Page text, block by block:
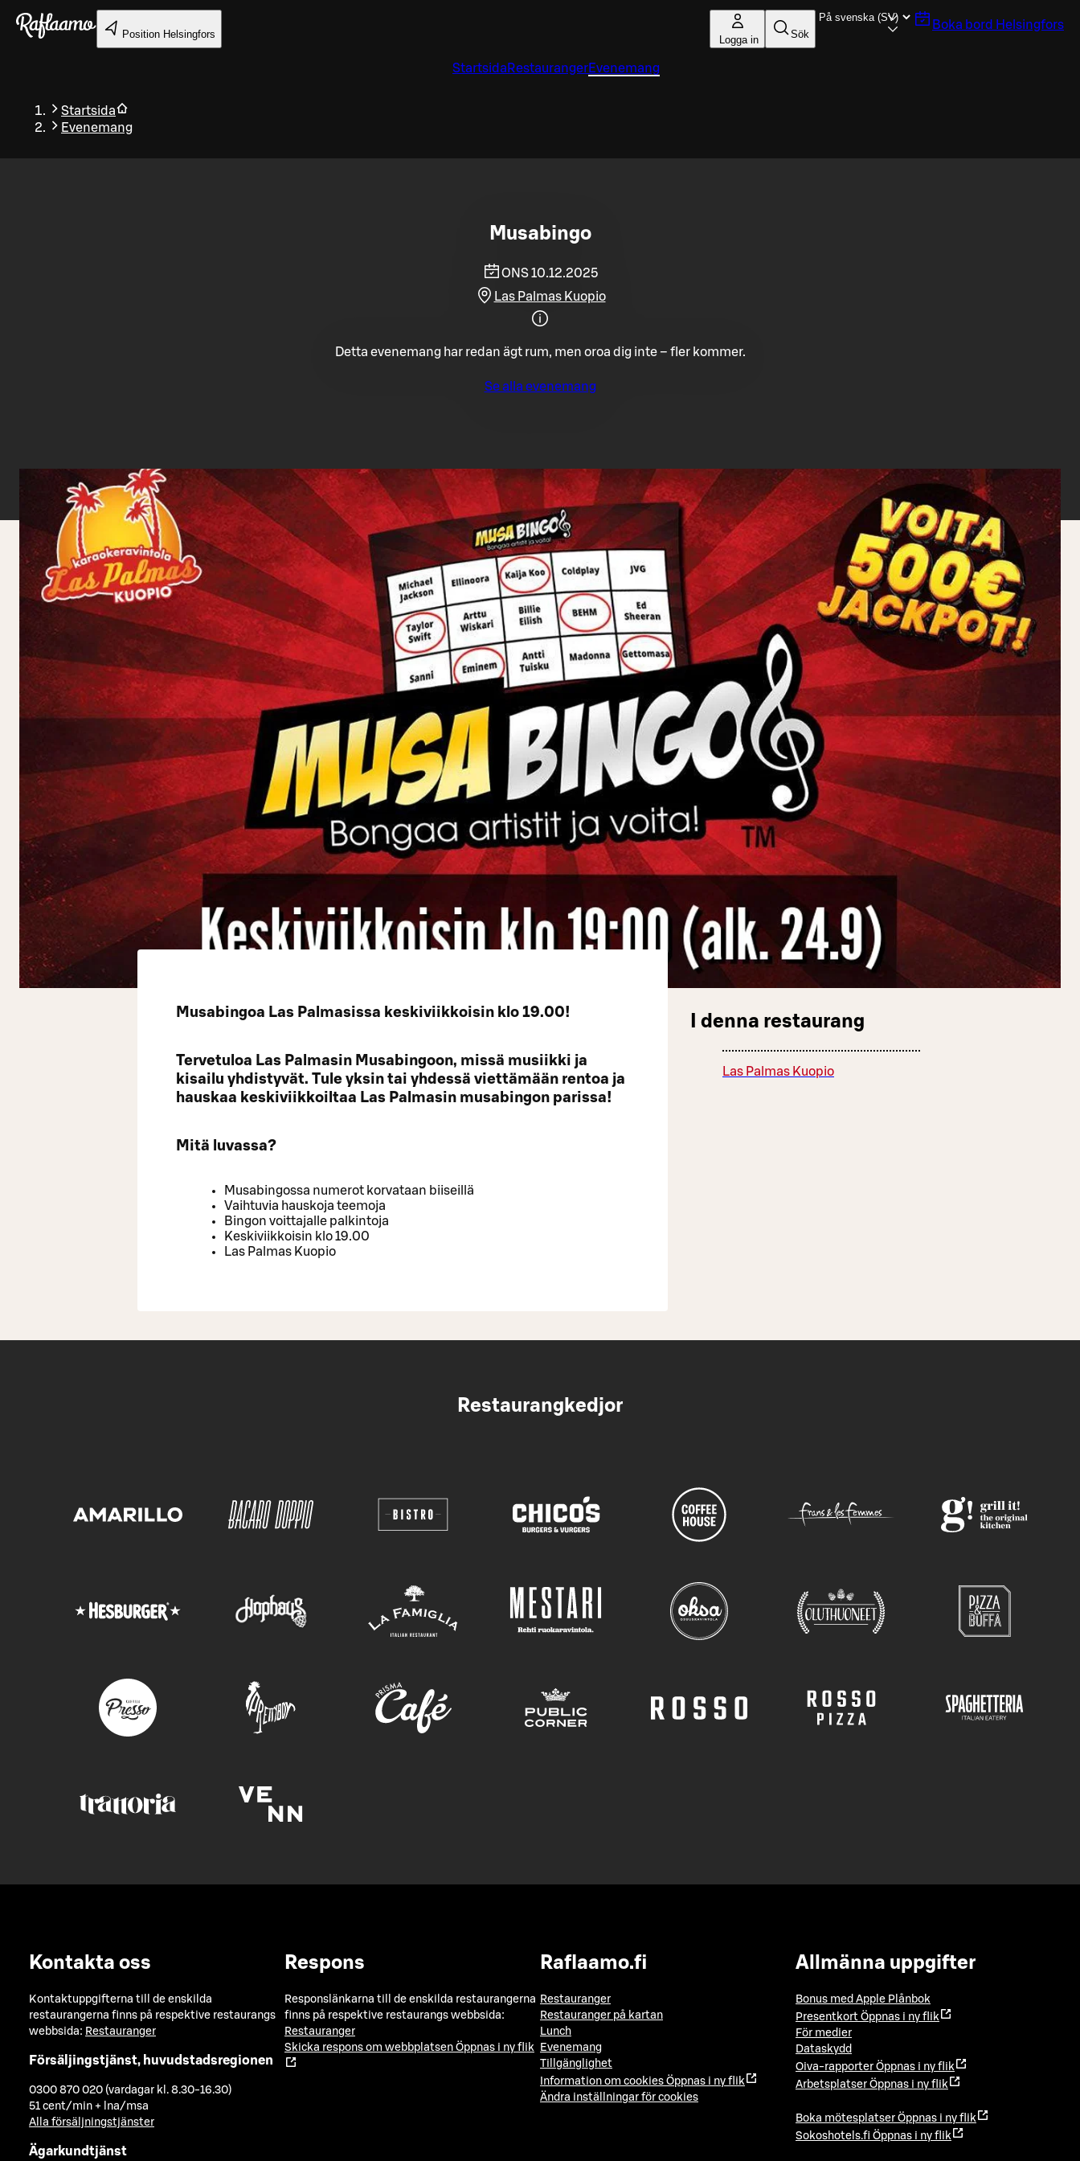
Gå till huvudinnehållet
Position Helsingfors Logga in Sök
Boka bord Helsingfors
Startsida RestaurangerEvenemang
Startsida
Evenemang
Tillbaka
Musabingo
ONS 10.12.2025
Las Palmas Kuopio
Detta evenemang har redan ägt rum, men oroa dig inte – fler kommer.
Se alla evenemang
Musabingoa Las Palmasissa keskiviikkoisin klo 19.00!
Tervetuloa Las Palmasin Musabingoon, missä musiikki ja
kisailu yhdistyvät. Tule yksin tai yhdessä viettämään rentoa ja
hauskaa keskiviikkoiltaa Las Palmasin musabingon parissa!
Mitä luvassa?
Musabingossa numerot korvataan biiseillä
Vaihtuvia hauskoja teemoja
Bingon voittajalle palkintoja
Keskiviikkoisin klo 19.00
Las Palmas Kuopio
I denna restaurang
Las Palmas Kuopio
Restaurangkedjor
Kontakta oss
Kontaktuppgifterna till de enskilda
restaurangerna finns på respektive restaurangs
webbsida: Restauranger
Försäljingstjänst, huvudstadsregionen
0300 870 020 (vardagar kl. 8.30-16.30)
51 cent/min + lna/msa
Alla försäljningstjänster
Ägarkundtjänst
Respons
Responslänkarna till de enskilda restaurangerna
finns på respektive restaurangs webbsida:
Restauranger
Skicka respons om webbplatsen Öppnas i ny flik
Raflaamo.fi
Restauranger
Restauranger på kartan
Lunch
Evenemang
Tillgänglighet
Information om cookies Öppnas i ny flik
Ändra inställningar för cookies
Allmänna uppgifter
Bonus med Apple Plånbok
Presentkort Öppnas i ny flik
För medier
Dataskydd
Oiva-rapporter Öppnas i ny flik
Arbetsplatser Öppnas i ny flik
Boka mötesplatser Öppnas i ny flik
Sokoshotels.fi Öppnas i ny flik